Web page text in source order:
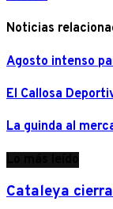
Noticias
Agosto intenso
El Callosa
La guinda al
Cataleya